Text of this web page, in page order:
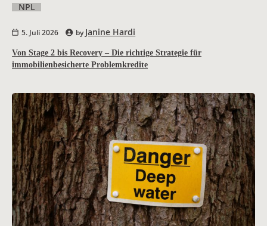
NPL
5. Juli 2026 byJanine Hardi
Von Stage 2 bis Recovery – Die richtige Strategie für
immobilienbesicherte Problemkredite